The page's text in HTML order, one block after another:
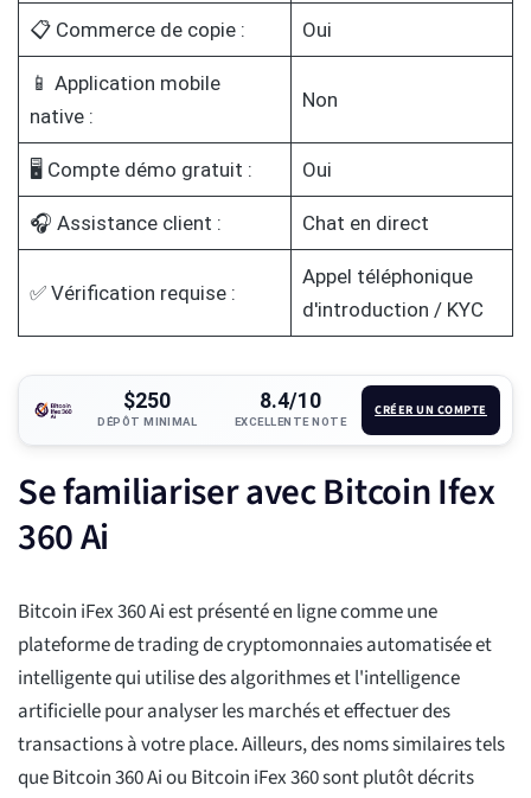
📋 Commerce de copie : Oui
📱 Application mobile
native :
Non
🖥️ Compte démo gratuit : Oui
🎧 Assistance client : Chat en direct
✅ Vérification requise :
Appel téléphonique
d'introduction / KYC
$250
DÉPÔT MINIMAL
8.4/10
EXCELLENTE NOTE
CRÉER UN COMPTE
Se familiariser avec Bitcoin Ifex
360 Ai
Bitcoin iFex 360 Ai est présenté en ligne comme une
plateforme de trading de cryptomonnaies automatisée et
intelligente qui utilise des algorithmes et l'intelligence
artificielle pour analyser les marchés et effectuer des
transactions à votre place. Ailleurs, des noms similaires tels
que Bitcoin 360 Ai ou Bitcoin iFex 360 sont plutôt décrits